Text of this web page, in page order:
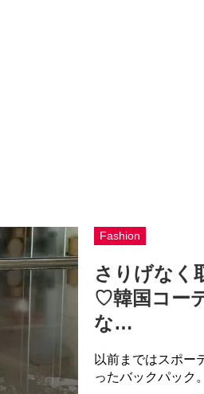
Fashion
さりげなく
♡韓国コー
な…
以前まではスポー
ったバックパック